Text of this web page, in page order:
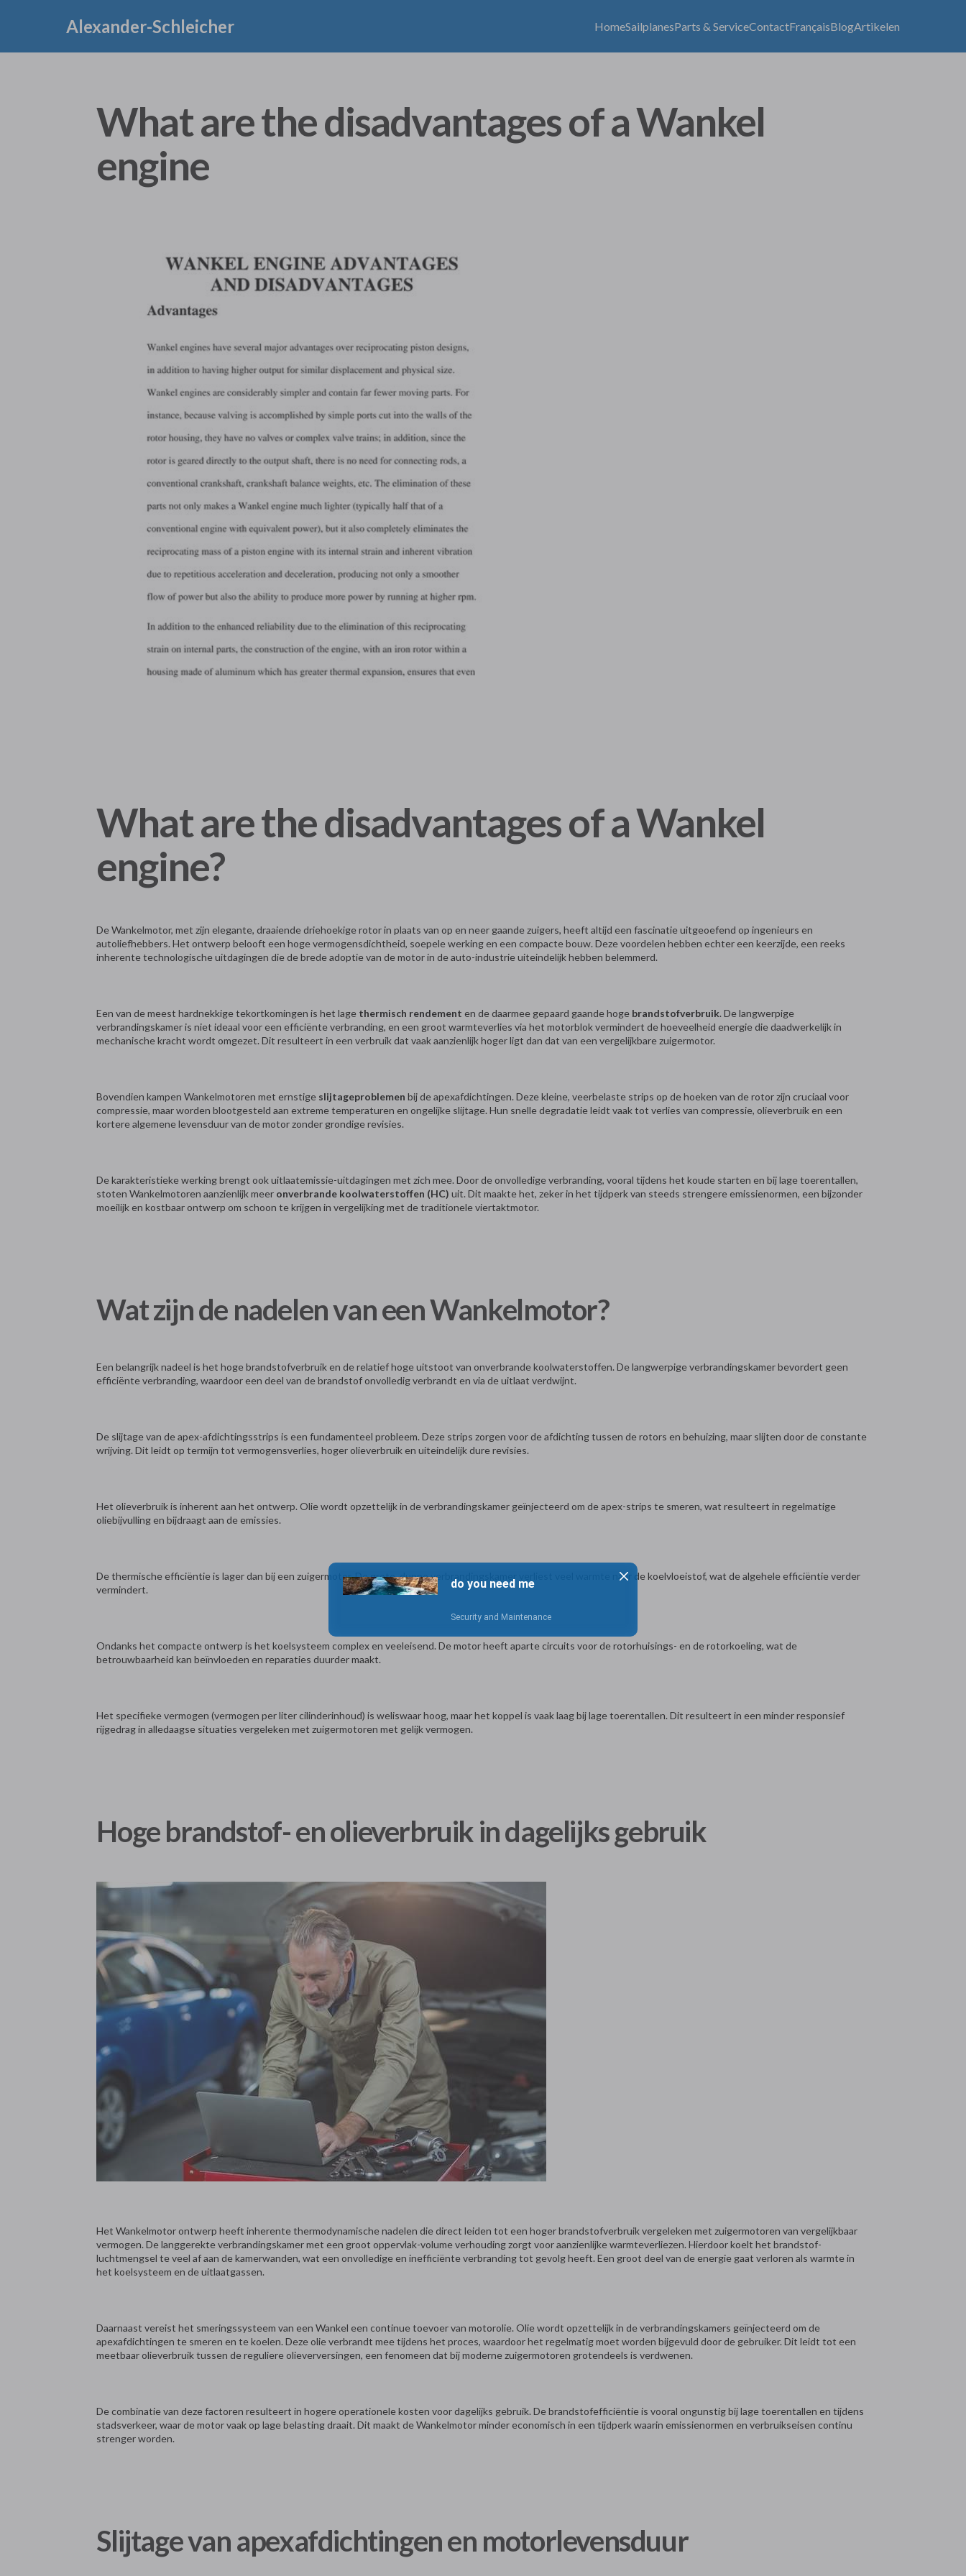
Alexander-Schleicher HomeSailplanesParts & ServiceContactFrançaisBlogArtikelen
What are the disadvantages of a Wankel
engine
What are the disadvantages of a Wankel
engine?
De Wankelmotor, met zijn elegante, draaiende driehoekige rotor in plaats van op en neer gaande zuigers, heeft altijd een fascinatie uitgeoefend op ingenieurs en
autoliefhebbers. Het ontwerp belooft een hoge vermogensdichtheid, soepele werking en een compacte bouw. Deze voordelen hebben echter een keerzijde, een reeks
inherente technologische uitdagingen die de brede adoptie van de motor in de auto-industrie uiteindelijk hebben belemmerd.
Een van de meest hardnekkige tekortkomingen is het lage thermisch rendement en de daarmee gepaard gaande hoge brandstofverbruik. De langwerpige
verbrandingskamer is niet ideaal voor een efficiënte verbranding, en een groot warmteverlies via het motorblok vermindert de hoeveelheid energie die daadwerkelijk in
mechanische kracht wordt omgezet. Dit resulteert in een verbruik dat vaak aanzienlijk hoger ligt dan dat van een vergelijkbare zuigermotor.
Bovendien kampen Wankelmotoren met ernstige slijtageproblemen bij de apexafdichtingen. Deze kleine, veerbelaste strips op de hoeken van de rotor zijn cruciaal voor
compressie, maar worden blootgesteld aan extreme temperaturen en ongelijke slijtage. Hun snelle degradatie leidt vaak tot verlies van compressie, olieverbruik en een
kortere algemene levensduur van de motor zonder grondige revisies.
De karakteristieke werking brengt ook uitlaatemissie-uitdagingen met zich mee. Door de onvolledige verbranding, vooral tijdens het koude starten en bij lage toerentallen,
stoten Wankelmotoren aanzienlijk meer onverbrande koolwaterstoffen (HC) uit. Dit maakte het, zeker in het tijdperk van steeds strengere emissienormen, een bijzonder
moeilijk en kostbaar ontwerp om schoon te krijgen in vergelijking met de traditionele viertaktmotor.
Wat zijn de nadelen van een Wankelmotor?
Een belangrijk nadeel is het hoge brandstofverbruik en de relatief hoge uitstoot van onverbrande koolwaterstoffen. De langwerpige verbrandingskamer bevordert geen
efficiënte verbranding, waardoor een deel van de brandstof onvolledig verbrandt en via de uitlaat verdwijnt.
De slijtage van de apex-afdichtingsstrips is een fundamenteel probleem. Deze strips zorgen voor de afdichting tussen de rotors en behuizing, maar slijten door de constante
wrijving. Dit leidt op termijn tot vermogensverlies, hoger olieverbruik en uiteindelijk dure revisies.
Het olieverbruik is inherent aan het ontwerp. Olie wordt opzettelijk in de verbrandingskamer geïnjecteerd om de apex-strips te smeren, wat resulteert in regelmatige
oliebijvulling en bijdraagt aan de emissies.
De thermische efficiëntie is lager dan bij een zuigermotor. De grote, dunne verbrandingskamer verliest veel warmte naar de koelvloeistof, wat de algehele efficiëntie verder
vermindert.
Ondanks het compacte ontwerp is het koelsysteem complex en veeleisend. De motor heeft aparte circuits voor de rotorhuisings- en de rotorkoeling, wat de
betrouwbaarheid kan beïnvloeden en reparaties duurder maakt.
Het specifieke vermogen (vermogen per liter cilinderinhoud) is weliswaar hoog, maar het koppel is vaak laag bij lage toerentallen. Dit resulteert in een minder responsief
rijgedrag in alledaagse situaties vergeleken met zuigermotoren met gelijk vermogen.
Hoge brandstof- en olieverbruik in dagelijks gebruik
Het Wankelmotor ontwerp heeft inherente thermodynamische nadelen die direct leiden tot een hoger brandstofverbruik vergeleken met zuigermotoren van vergelijkbaar
vermogen. De langgerekte verbrandingskamer met een groot oppervlak-volume verhouding zorgt voor aanzienlijke warmteverliezen. Hierdoor koelt het brandstof-
luchtmengsel te veel af aan de kamerwanden, wat een onvolledige en inefficiënte verbranding tot gevolg heeft. Een groot deel van de energie gaat verloren als warmte in
het koelsysteem en de uitlaatgassen.
Daarnaast vereist het smeringssysteem van een Wankel een continue toevoer van motorolie. Olie wordt opzettelijk in de verbrandingskamers geïnjecteerd om de
apexafdichtingen te smeren en te koelen. Deze olie verbrandt mee tijdens het proces, waardoor het regelmatig moet worden bijgevuld door de gebruiker. Dit leidt tot een
meetbaar olieverbruik tussen de reguliere olieverversingen, een fenomeen dat bij moderne zuigermotoren grotendeels is verdwenen.
De combinatie van deze factoren resulteert in hogere operationele kosten voor dagelijks gebruik. De brandstofefficiëntie is vooral ongunstig bij lage toerentallen en tijdens
stadsverkeer, waar de motor vaak op lage belasting draait. Dit maakt de Wankelmotor minder economisch in een tijdperk waarin emissienormen en verbruikseisen continu
strenger worden.
Slijtage van apexafdichtingen en motorlevensduur